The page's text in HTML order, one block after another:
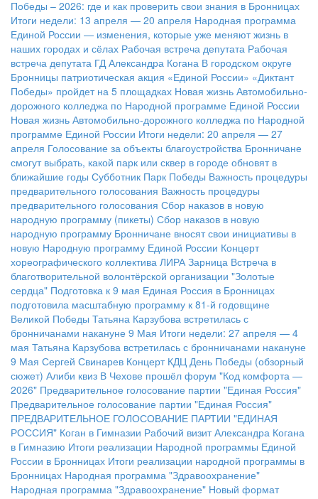
Победы – 2026: где и как проверить свои знания в Бронницах
Итоги недели: 13 апреля — 20 апреля Народная программа
Единой России — изменения, которые уже меняют жизнь в
наших городах и сёлах Рабочая встреча депутата Рабочая
встреча депутата ГД Александра Когана В городском округе
Бронницы патриотическая акция «Единой России» «Диктант
Победы» пройдет на 5 площадках Новая жизнь Автомобильно-
дорожного колледжа по Народной программе Единой России
Новая жизнь Автомобильно-дорожного колледжа по Народной
программе Единой России Итоги недели: 20 апреля — 27
апреля Голосование за объекты благоустройства Бронничане
смогут выбрать, какой парк или сквер в городе обновят в
ближайшие годы Субботник Парк Победы Важность процедуры
предварительного голосования Важность процедуры
предварительного голосования Сбор наказов в новую
народную программу (пикеты) Сбор наказов в новую
народную программу Бронничане вносят свои инициативы в
новую Народную программу Единой России Концерт
хореографического коллектива ЛИРА Зарница Встреча в
благотворительной волонтёрской организации "Золотые
сердца" Подготовка к 9 мая Единая Россия в Бронницах
подготовила масштабную программу к 81-й годовщине
Великой Победы Татьяна Карзубова встретилась с
бронничанами накануне 9 Мая Итоги недели: 27 апреля — 4
мая Татьяна Карзубова встретилась с бронничанами накануне
9 Мая Сергей Свинарев Концерт КДЦ День Победы (обзорный
сюжет) Алиби квиз В Чехове прошёл форум "Код комфорта —
2026" Предварительное голосование партии "Единая Россия"
Предварительное голосование партии "Единая Россия"
ПРЕДВАРИТЕЛЬНОЕ ГОЛОСОВАНИЕ ПАРТИИ "ЕДИНАЯ
РОССИЯ" Коган в Гимназии Рабочий визит Александра Когана
в Гимназию Итоги реализации Народной программы Единой
России в Бронницах Итоги реализации народной программы в
Бронницах Народная программа "Здравоохранение"
Народная программа "Здравоохранение" Новый формат